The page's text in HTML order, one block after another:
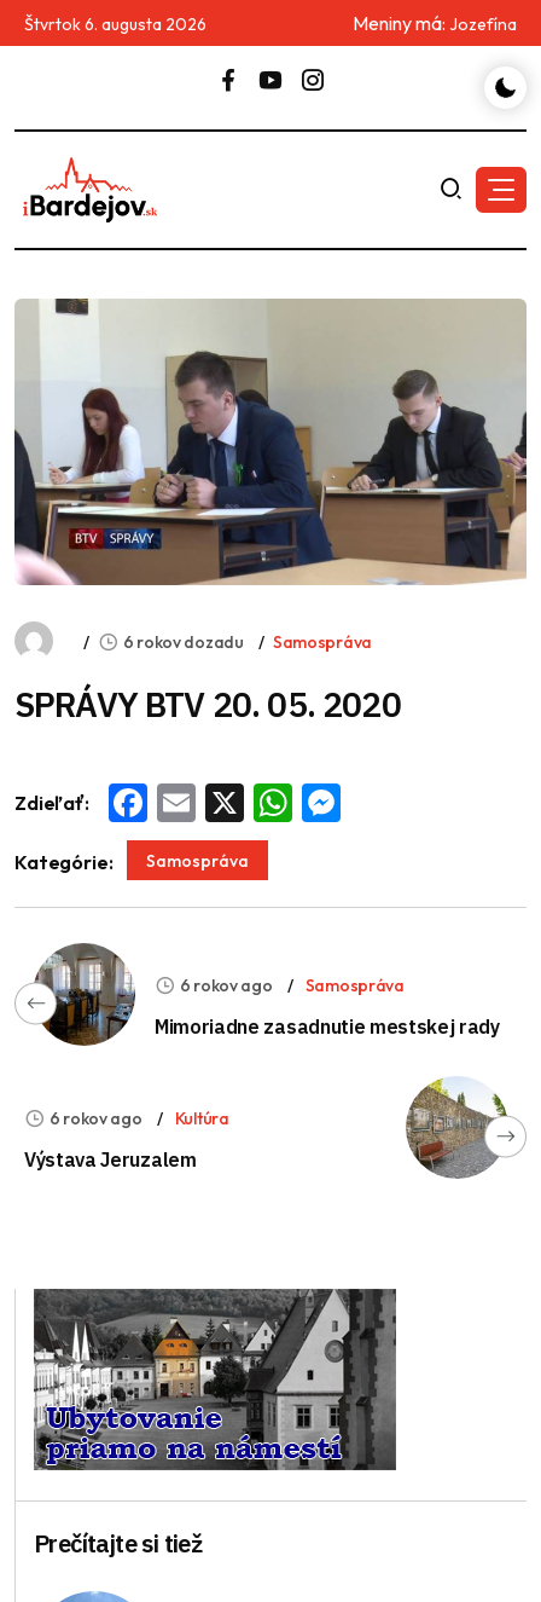
Štvrtok 6. augusta 2026 Meniny má: Jozefína
6 rokov dozadu Samospráva
SPRÁVY BTV 20. 05. 2020
Zdieľať: Facebook
Email WhatsApp
Kategórie: Samospráva
6 rokov ago Samospráva
Mimoriadne zasadnutie mestskej rady
6 rokov ago Kultúra
Výstava Jeruzalem
Prečítajte si tiež